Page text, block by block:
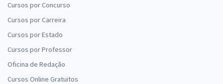
Cursos por Concurso
Cursos por Carreira
Cursos por Estado
Cursos por Professor
Oficina de Redação
Cursos Online Gratuitos